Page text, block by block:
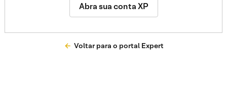
Abra sua conta XP
Voltar para o portal Expert